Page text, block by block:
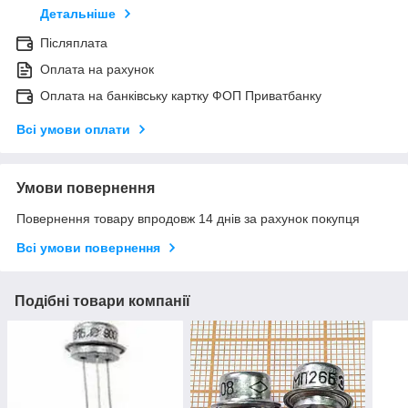
Детальніше
Післяплата
Оплата на рахунок
Оплата на банківську картку ФОП Приватбанку
Всі умови оплати
Умови повернення
Повернення товару впродовж 14 днів за рахунок покупця
Всі умови повернення
Подібні товари компанії